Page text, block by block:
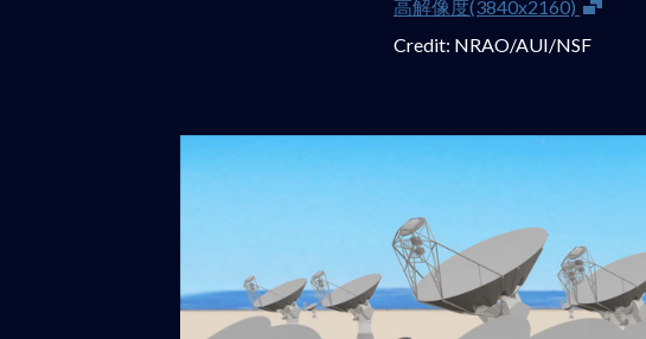
高解像度(3840x2160)
Credit: NRAO/AUI/NSF